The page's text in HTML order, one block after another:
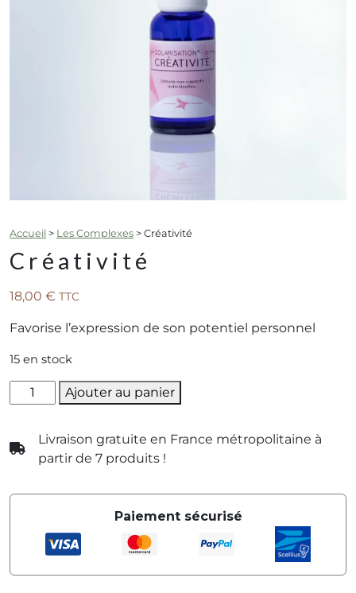
Accueil > Les Complexes > Créativité
Créativité
18,00 € TTC
Favorise l’expression de son potentiel personnel
15 en stock
quantité
de
Ajouter au panier
Livraison gratuite en France métropolitaine à
partir de 7 produits !
Paiement sécurisé